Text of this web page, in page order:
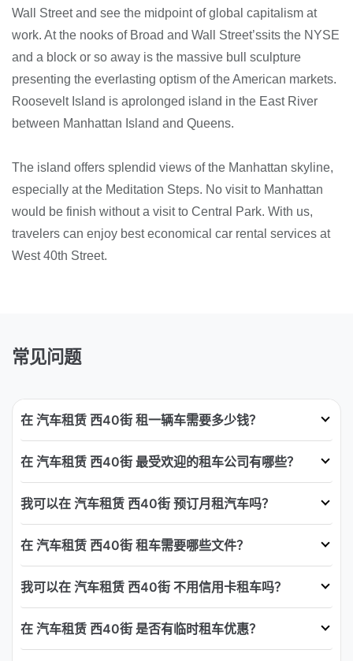
Wall Street and see the midpoint of global capitalism at
work. At the nooks of Broad and Wall Street’ssits the NYSE
and a block or so away is the massive bull sculpture
presenting the everlasting optism of the American markets.
Roosevelt Island is aprolonged island in the East River
between Manhattan Island and Queens.
The island offers splendid views of the Manhattan skyline,
especially at the Meditation Steps. No visit to Manhattan
would be finish without a visit to Central Park. With us,
travelers can enjoy best economical car rental services at
West 40th Street.
常见问题
在 汽车租赁 西40街 租一辆车需要多少钱？
在 汽车租赁 西40街 最受欢迎的租车公司有哪些？
我可以在 汽车租赁 西40街 预订月租汽车吗？
在 汽车租赁 西40街 租车需要哪些文件？
我可以在 汽车租赁 西40街 不用信用卡租车吗？
在 汽车租赁 西40街 是否有临时租车优惠？